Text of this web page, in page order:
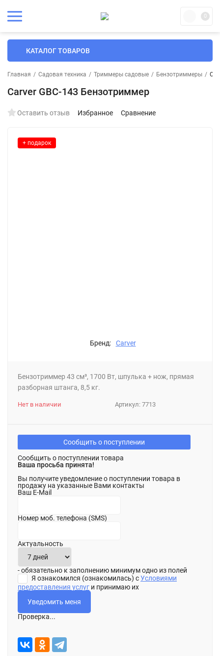
0
КАТАЛОГ ТОВАРОВ
Главная / Садовая техника / Триммеры садовые / Бензотриммеры /
Carver GBC-143 Бензотриммер
Оставить отзыв Избранное Сравнение
+ подарок
Бренд: Carver
Бензотриммер 43 см³, 1700 Вт, шпулька + нож, прямая
разборная штанга, 8,5 кг.
Артикул: 7713
Нет в наличии
Сообщить о поступлении
Сообщить о поступлении товара
Ваша просьба принята!
Вы получите уведомление о поступлении товара в
продажу на указанные Вами контакты
Ваш E-Mail
Номер моб. телефона (SMS)
Актуальность
- обязательно к заполнению минимум одно из полей
Я ознакомился (ознакомилась) сУсловиями
предоставления услуг и принимаю их
Проверка...